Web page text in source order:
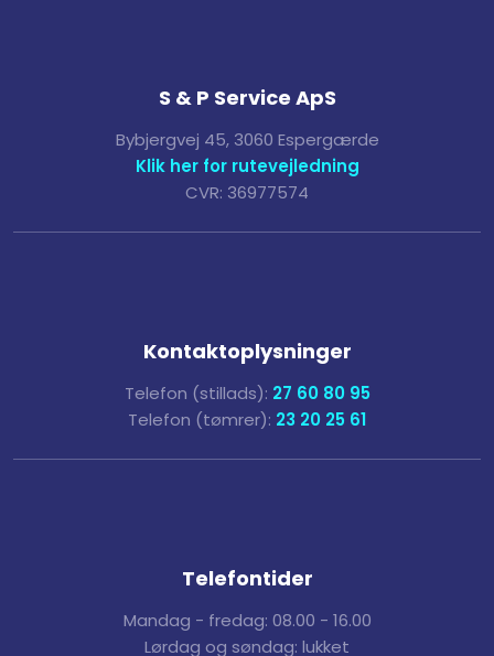
S & P Service ApS
Bybjergvej 45, 3060 Espergærde
Klik her for rutevejledning
CVR: 36977574
Kontaktoplysninger
Telefon (stillads): 27 60 80 95
Telefon (tømrer): 23 20 25 61
Telefontider
Mandag - fredag: 08.00 - 16.00
Lørdag og søndag: lukket